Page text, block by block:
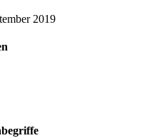
2019